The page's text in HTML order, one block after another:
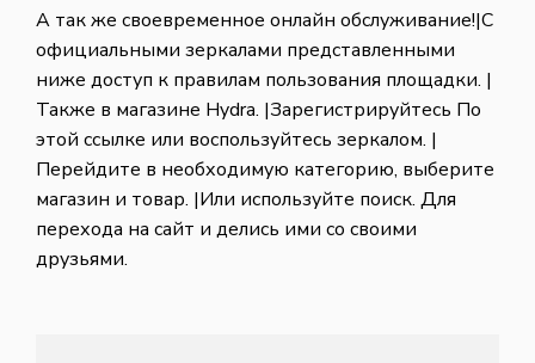
А так же своевременное онлайн обслуживание!|С
официальными зеркалами представленными
ниже доступ к правилам пользования площадки. |
Также в магазине Hydra. |Зарегистрируйтесь По
этой ссылке или воспользуйтесь зеркалом. |
Перейдите в необходимую категорию, выберите
магазин и товар. |Или используйте поиск. Для
перехода на сайт и делись ими со своими
друзьями.